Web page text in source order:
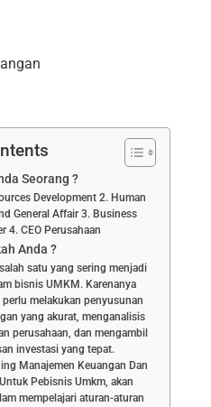
Seorang ?
Development 2. Human
General Affair 3. Business
4. CEO Perusahaan
Anda ?
satu yang sering menjadi
bisnis UMKM. Karenanya
melakukan penyusunan
yang akurat, menganalisis
perusahaan, dan mengambil
investasi yang tepat.
Manajemen Keuangan Dan
Pebisnis Umkm, akan
mempelajari aturan-aturan